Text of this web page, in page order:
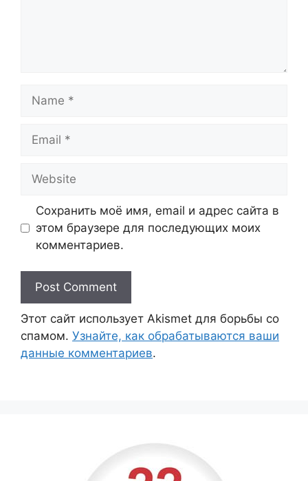
Сохранить моё имя, email и адрес сайта в
этом браузере для последующих моих
комментариев.
Этот сайт использует Akismet для борьбы со
спамом. Узнайте, как обрабатываются ваши
данные комментариев.